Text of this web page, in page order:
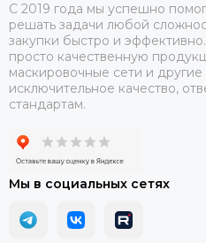
С 2019 года мы успешно
решать задачи любой
закупки быстро и
просто качественную
маскировочные сети и
исключительное качество,
стандартам.
Мы в социальных сетях